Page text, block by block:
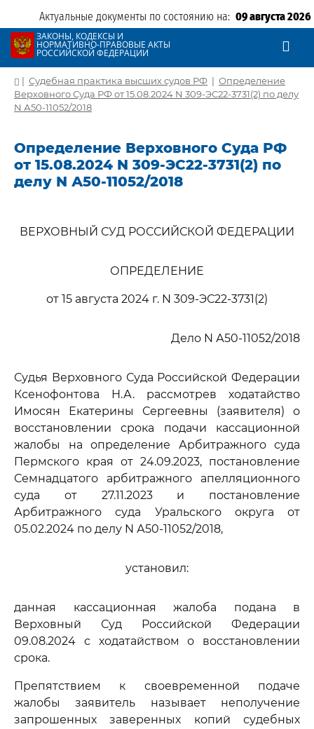
Актуальные документы по состоянию на: 09 августа 2026
ЗАКОНЫ, КОДЕКСЫ И
НОРМАТИВНО-ПРАВОВЫЕ АКТЫ
РОССИЙСКОЙ ФЕДЕРАЦИИ
| Судебная практика высших судов РФ | Определение
Верховного Суда РФ от 15.08.2024 N 309-ЭС22-3731(2) по делу
N А50-11052/2018
Определение Верховного Суда РФ
от 15.08.2024 N 309-ЭС22-3731(2) по
делу N А50-11052/2018
ВЕРХОВНЫЙ СУД РОССИЙСКОЙ ФЕДЕРАЦИИ
ОПРЕДЕЛЕНИЕ
от 15 августа 2024 г. N 309-ЭС22-3731(2)
Дело N А50-11052/2018
Судья Верховного Суда Российской Федерации
Ксенофонтова Н.А. рассмотрев ходатайство
Имосян Екатерины Сергеевны (заявителя) о
восстановлении срока подачи кассационной
жалобы на определение Арбитражного суда
Пермского края от 24.09.2023, постановление
Семнадцатого арбитражного апелляционного
суда от 27.11.2023 и постановление
Арбитражного суда Уральского округа от
05.02.2024 по делу N А50-11052/2018,
установил:
данная кассационная жалоба подана в
Верховный Суд Российской Федерации
09.08.2024 с ходатайством о восстановлении
срока.
Препятствием к своевременной подаче
жалобы заявитель называет неполучение
запрошенных заверенных копий судебных